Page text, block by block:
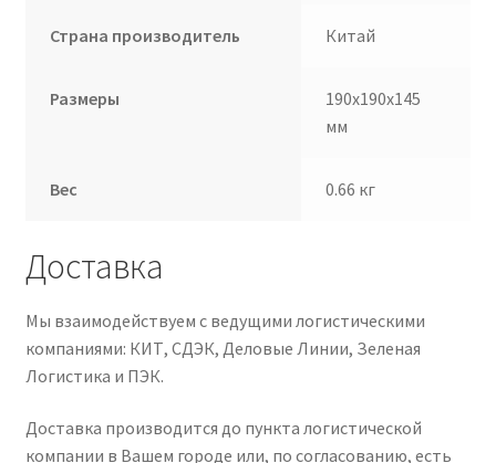
Страна производитель Китай
Размеры
190x190x145
мм
Вес 0.66 кг
Доставка
Мы взаимодействуем с ведущими логистическими
компаниями: КИТ, СДЭК, Деловые Линии, Зеленая
Логистика и ПЭК.
Доставка производится до пункта логистической
компании в Вашем городе или, по согласованию, есть